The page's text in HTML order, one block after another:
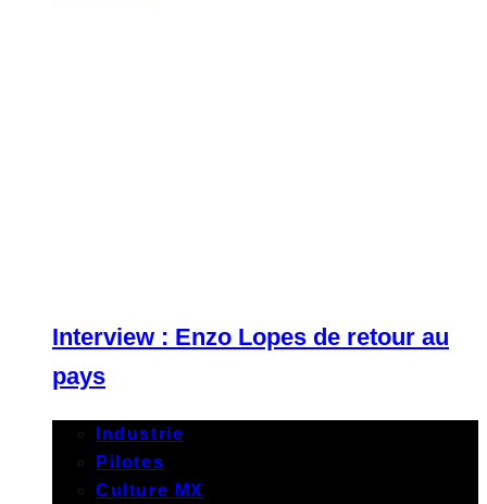
Interview : Enzo Lopes de retour au
pays
Industrie
Pilotes
Culture MX